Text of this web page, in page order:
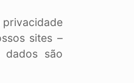
privacidade
sites –
são